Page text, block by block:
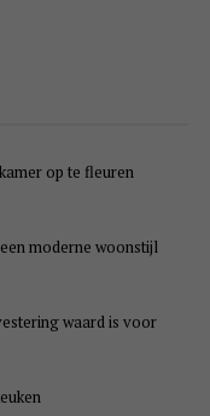
op te fleuren
moderne woonstijl
waard is voor